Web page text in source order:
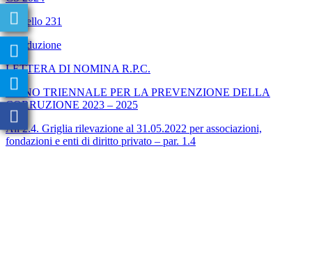
Modello 231
Introduzione
LETTERA DI NOMINA R.P.C.
PIANO TRIENNALE PER LA PREVENZIONE DELLA
CORRUZIONE 2023 – 2025
All 2.4. Griglia rilevazione al 31.05.2022 per associazioni,
fondazioni e enti di diritto privato – par. 1.4